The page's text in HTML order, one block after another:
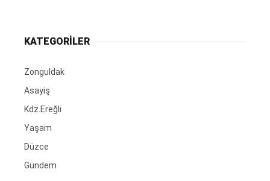
KATEGORİLER
Zonguldak
Asayiş
Kdz.Ereğli
Yaşam
Düzce
Gündem